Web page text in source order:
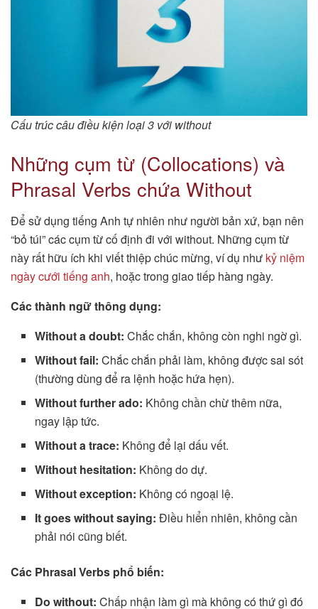
Cấu trúc câu điều kiện loại 3 với without
Những cụm từ (Collocations) và
Phrasal Verbs chứa Without
Để sử dụng tiếng Anh tự nhiên như người bản xứ, bạn nên
“bỏ túi” các cụm từ cố định đi với without. Những cụm từ
này rất hữu ích khi viết thiệp chúc mừng, ví dụ như kỷ niệm
ngày cưới tiếng anh, hoặc trong giao tiếp hàng ngày.
Các thành ngữ thông dụng:
Without a doubt: Chắc chắn, không còn nghi ngờ gì.
Without fail: Chắc chắn phải làm, không được sai sót
(thường dùng để ra lệnh hoặc hứa hẹn).
Without further ado: Không chần chừ thêm nữa,
ngay lập tức.
Without a trace: Không để lại dấu vết.
Without hesitation: Không do dự.
Without exception: Không có ngoại lệ.
It goes without saying: Điều hiển nhiên, không cần
phải nói cũng biết.
Các Phrasal Verbs phổ biến:
Do without: Chấp nhận làm gì mà không có thứ gì đó